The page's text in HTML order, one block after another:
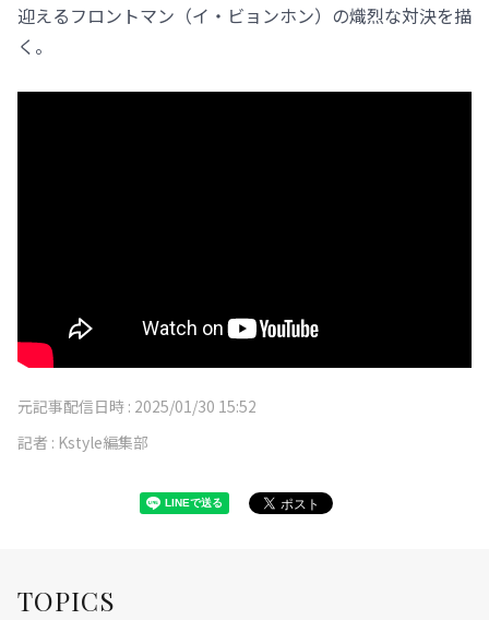
迎えるフロントマン（イ・ビョンホン）の熾烈な対決を描
く。
元記事配信日時 : 2025/01/30 15:52
記者 : Kstyle編集部
TOPICS